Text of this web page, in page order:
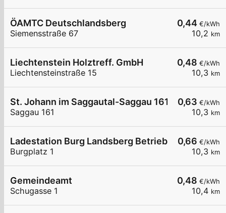
0,44 €/kWh
10,2 km
ÖAMTC Deutschlandsberg
Siemensstraße 67
0,48 €/kWh
10,3 km
Liechtenstein Holztreff. GmbH
Liechtensteinstraße 15
0,63 €/kWh
10,3 km
St. Johann im Saggautal-Saggau 161
Saggau 161
0,66 €/kWh
10,3 km
Ladestation Burg Landsberg BetriebsgmbH
Burgplatz 1
0,48 €/kWh
10,4 km
Gemeindeamt
Schugasse 1